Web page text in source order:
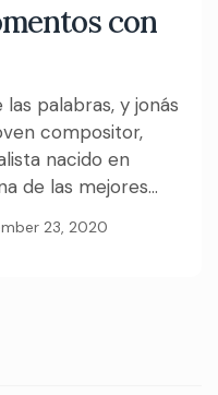
con
palabras, y jonás
compositor,
nacido en
de las mejores...
23, 2020